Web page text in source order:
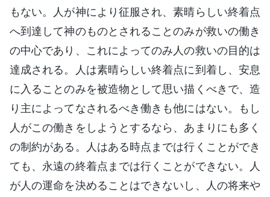
もない。人が神により征服され、素晴らしい終着点
へ到達して神のものとされることのみが救いの働き
の中心であり、これによってのみ人の救いの目的は
達成される。人は素晴らしい終着点に到着し、安息
に入ることのみを被造物として思い描くべきで、造
り主によってなされるべき働きも他にはない。もし
人がこの働きをしようとするなら、あまりにも多く
の制約がある。人はある時点までは行くことができ
ても、永遠の終着点までは行くことができない。人
が人の運命を決めることはできないし、人の将来や